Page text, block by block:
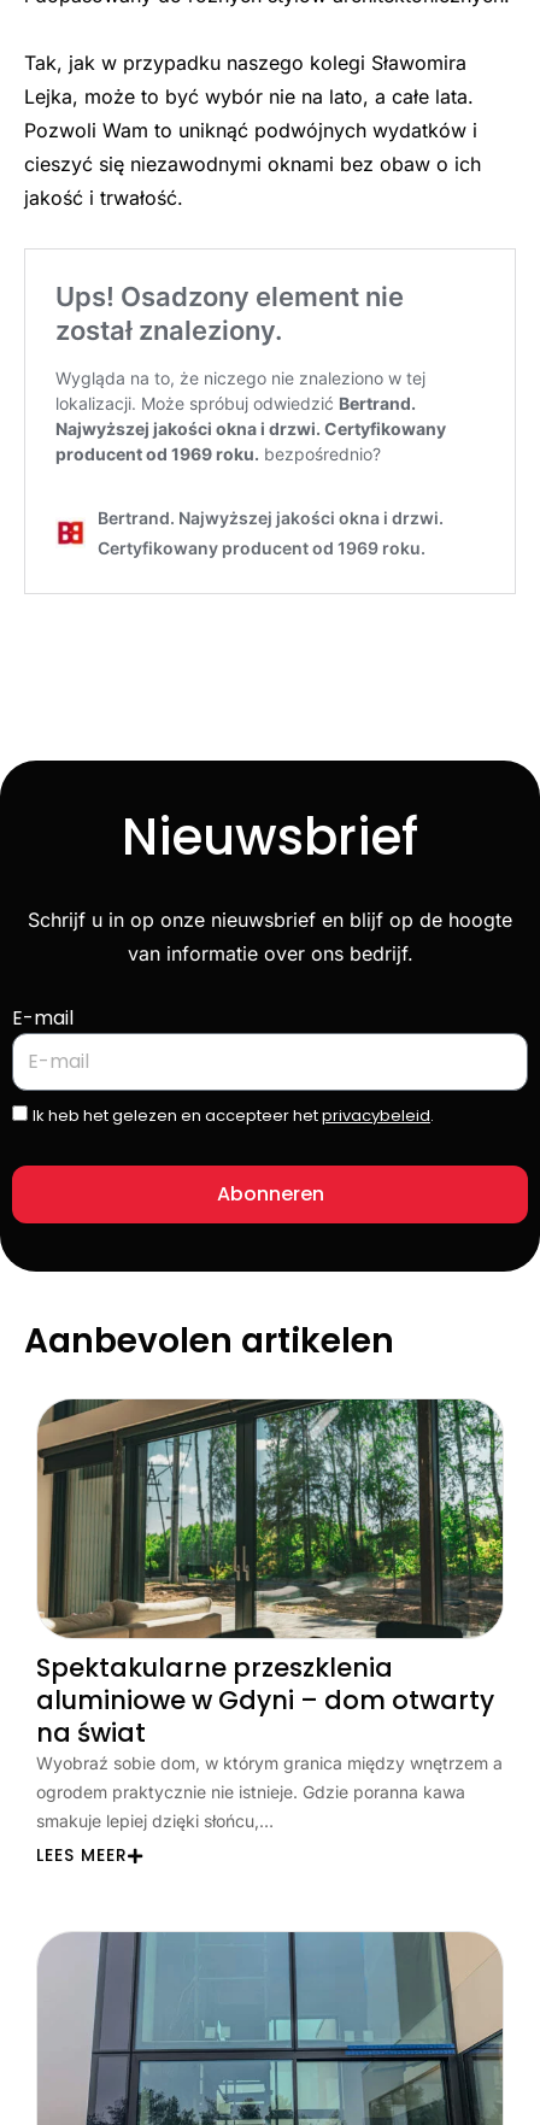
Tak, jak w przypadku naszego kolegi Sławomira
Lejka, może to być wybór nie na lato, a całe lata.
Pozwoli Wam to uniknąć podwójnych wydatków i
cieszyć się niezawodnymi oknami bez obaw o ich
jakość i trwałość.
Nieuwsbrief
Schrijf u in op onze nieuwsbrief en blijf op de hoogte
van informatie over ons bedrijf.
E-mail
Ik heb het gelezen en accepteer hetprivacybeleid.
Abonneren
Aanbevolen artikelen
Spektakularne przeszklenia
aluminiowe w Gdyni – dom otwarty
na świat
Wyobraź sobie dom, w którym granica między wnętrzem a
ogrodem praktycznie nie istnieje. Gdzie poranna kawa
smakuje lepiej dzięki słońcu,…
LEES MEER